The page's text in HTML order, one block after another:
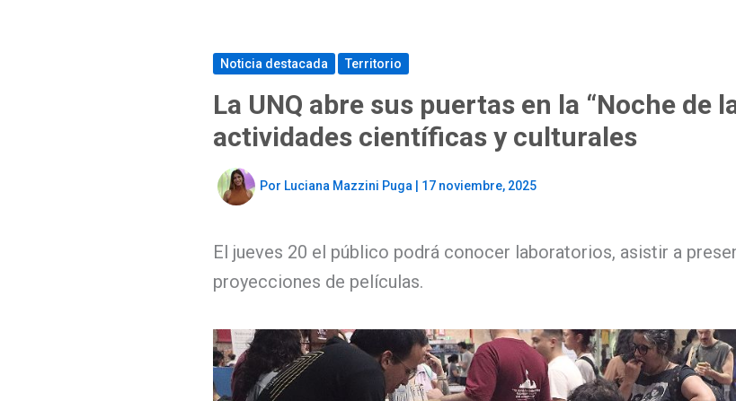
Noticia destacada Territorio
La UNQ abre sus puertas en la “Noche de
actividades científicas y culturales
Por Luciana Mazzini Puga 17 noviembre, 2025
El jueves 20 el público podrá conocer laboratorios, asistir a
proyecciones de películas.